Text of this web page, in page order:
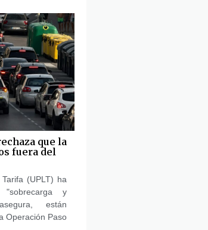
que la
fuera del
(UPLT) ha
y
están
Operación Paso